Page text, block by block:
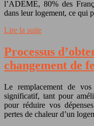
l’ADEME, 80% des
dans leur logement, ce qui
Lire la suite
Processus
changement de
Le remplacement de vos
significatif, tant pour
pour réduire vos
pertes de chaleur d’un